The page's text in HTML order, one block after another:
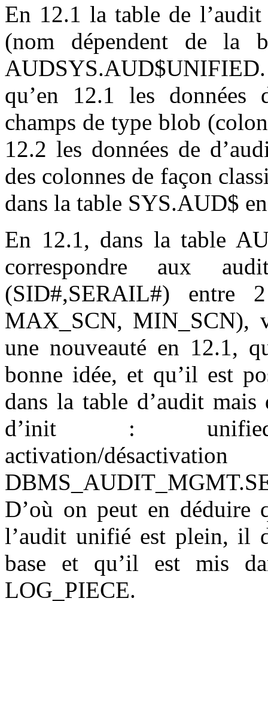
En 12.1 la table de
(nom dépendent de la
qu’en 12.1 les
champs de type blob
12.2 les données de
des colonnes de façon
dans la table SYS.AUD$
En 12.1, dans la table
correspondre aux
(SID#,SERAIL#) entre
MAX_SCN, MIN_SCN),
une nouveauté en 12.1,
bonne idée, et qu’il est
dans la table d’audit
d’init :
activation/
D’où on peut en déduire
l’audit unifié est plein, il
base et qu’il est mis
LOG_PIECE.